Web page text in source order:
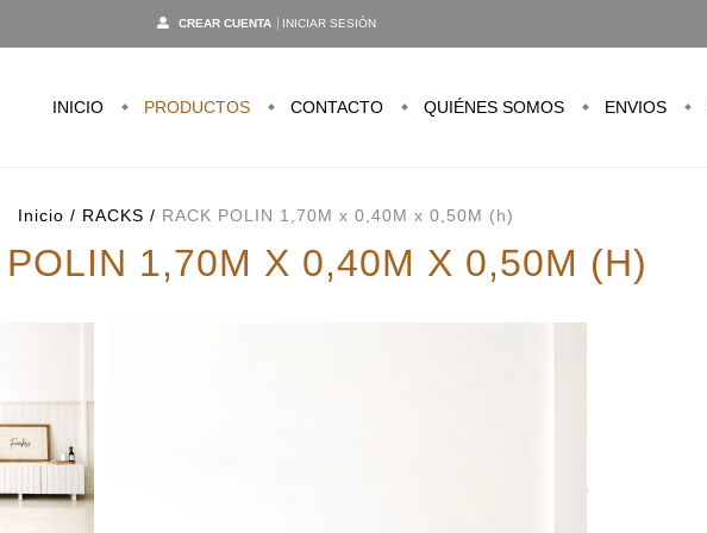
CREAR CUENTA INICIAR SESIÓN
INICIO PRODUCTOS CONTACTO QUIÉNES SOMOS ENVIOS
Inicio / RACKS / RACK POLIN 1,70M x 0,40M x 0,50M (h)
1,70M X 0,40M X 0,50M (h)